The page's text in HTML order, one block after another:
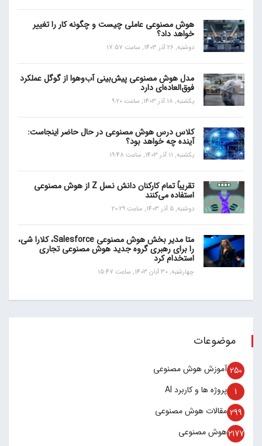
هوش مصنوعی عاملی چیست و چگونه کار را تغییر
خواهد داد؟
دوشنبه, 26 آذر 1403, ساعت 17:57
مدل هوش مصنوعی پیش‌بینی آب‌و‌هوا از گوگل عملکرد
فوق‌العاده‌ای دارد
یکشنبه, 18 آذر 1403, ساعت 9:20
کلاس درس هوش مصنوعی در حال حاضر اینجاست:
آینده چه خواهد بود؟
یکشنبه, 11 آذر 1403, ساعت 19:48
تقریباً تمام کارکنان دانش نسل Z از هوش مصنوعی
استفاده می‌کنند
دوشنبه, 5 آذر 1403, ساعت 20:29
متا مدیر بخش هوش مصنوعی Salesforce، کلارا شی،
را برای رهبری گروه جدید هوش مصنوعی تجاری
استخدام کرد
چهارشنبه, 30 آبان 1403, ساعت 15:47
موضوعات
آموزش هوش مصنوعی 250
پروژه ها و کاربرد AI 1
مقالات هوش مصنوعی 299
هوش مصنوعی2177